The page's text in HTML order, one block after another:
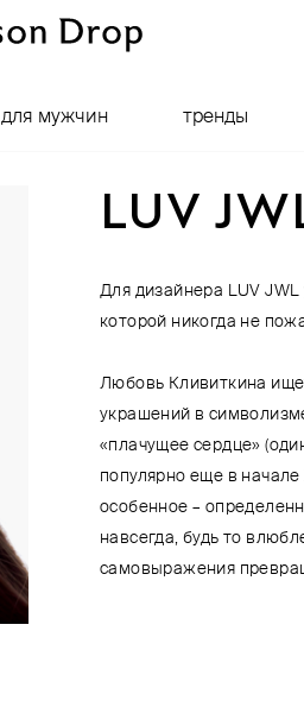
для мужчин тренды
LUV
Для дизайнера LUV
которой никогда не
Любовь Кливиткина
украшений в
«плачущее сердце»
популярно еще в
особенное –
навсегда, будь то
самовыражения